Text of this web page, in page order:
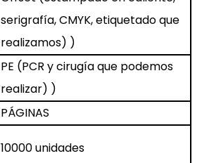
serigrafía, CMYK, etiquetado que
realizamos) )
PE (PCR y cirugía que podemos
realizar) )
PÁGINAS
10000 unidades